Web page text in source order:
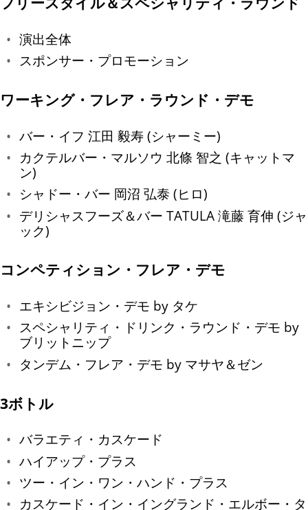
演出全体
スポンサー・プロモーション
ワーキング・フレア・ラウンド・デモ
バー・イフ 江田 毅寿 (シャーミー)
カクテルバー・マルソウ 北條 智之 (キャットマ
ン)
シャドー・バー 岡沼 弘泰 (ヒロ)
デリシャスフーズ＆バー TATULA 滝藤 育伸 (ジャ
ック)
コンペティション・フレア・デモ
エキシビジョン・デモ by タケ
スペシャリティ・ドリンク・ラウンド・デモ by
ブリットニップ
タンデム・フレア・デモ by マサヤ＆ゼン
3ボトル
バラエティ・カスケード
ハイアップ・プラス
ツー・イン・ワン・ハンド・プラス
カスケード・イン・イングランド・エルボー・タ